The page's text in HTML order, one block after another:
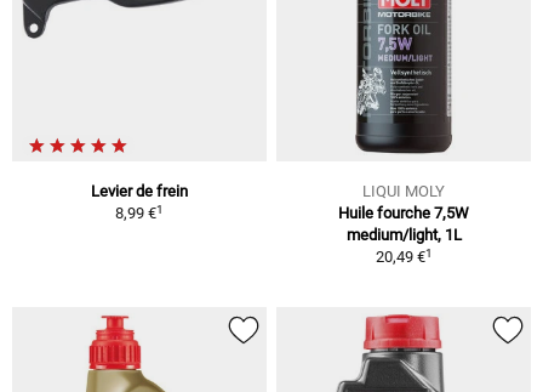
Levier de frein
8,99 €1
LIQUI MOLY
Huile fourche 7,5W
medium/light, 1L
20,49 €1